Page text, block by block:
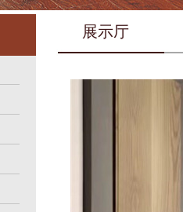
展示厅